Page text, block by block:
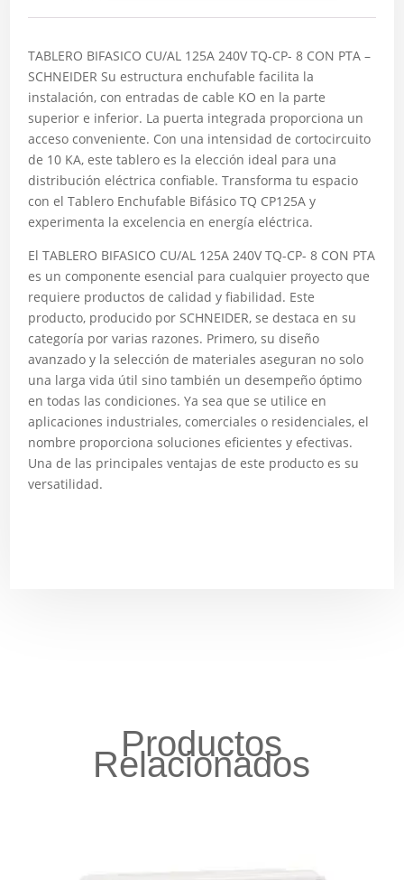
TABLERO BIFASICO CU/AL 125A 240V TQ-CP- 8 CON PTA –
SCHNEIDER Su estructura enchufable facilita la
instalación, con entradas de cable KO en la parte
superior e inferior. La puerta integrada proporciona un
acceso conveniente. Con una intensidad de cortocircuito
de 10 KA, este tablero es la elección ideal para una
distribución eléctrica confiable. Transforma tu espacio
con el Tablero Enchufable Bifásico TQ CP125A y
experimenta la excelencia en energía eléctrica.
El TABLERO BIFASICO CU/AL 125A 240V TQ-CP- 8 CON PTA
es un componente esencial para cualquier proyecto que
requiere productos de calidad y fiabilidad. Este
producto, producido por SCHNEIDER, se destaca en su
categoría por varias razones. Primero, su diseño
avanzado y la selección de materiales aseguran no solo
una larga vida útil sino también un desempeño óptimo
en todas las condiciones. Ya sea que se utilice en
aplicaciones industriales, comerciales o residenciales, el
nombre proporciona soluciones eficientes y efectivas.
Una de las principales ventajas de este producto es su
versatilidad.
Productos
Relacionados